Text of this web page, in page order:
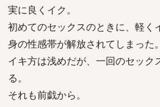
実に良くイク。
初めてのセックスのときに、軽く
身の性感帯が解放されてしまった。
イキ方は浅めだが、一回のセック
る。
それも前戯から。